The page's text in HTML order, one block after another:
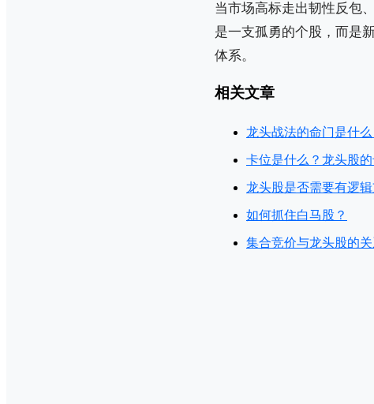
当市场高标走出韧性反包
是一支孤勇的个股，而是
体系。
相关文章
龙头战法的命门是什么
卡位是什么？龙头股
龙头股是否需要有逻辑
如何抓住白马股？
集合竞价与龙头股的关